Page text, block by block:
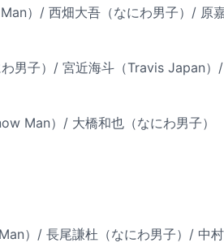
）/ 西畑大吾（なにわ男子）/ 原
男子）/ 宮近海斗（Travis Japan）/
Man）/ 大橋和也（なにわ男子）
）/ 長尾謙杜（なにわ男子）/ 中